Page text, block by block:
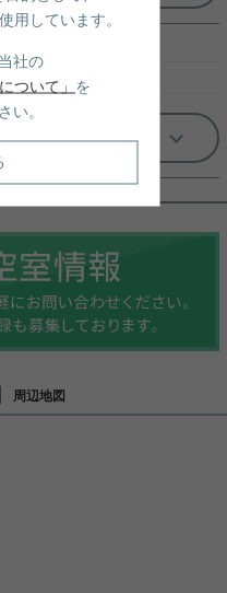
：15,000円）
もっと見る
周辺地図
用しています。
社の
ついて」 を
い。